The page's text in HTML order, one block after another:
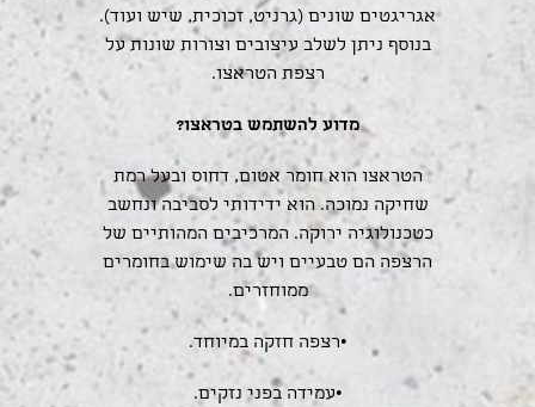
אגריגטים שונים (גרניט, זכוכית, שיש ועוד).
בנוסף ניתן לשלב עיצובים וצורות שונות על
רצפת הטראצו.
מדוע להשתמש בטראצו?
הטראצו הוא חומר אטום, דחוס ובעל רמת
שחיקה נמוכה. הוא ידידותי לסביבה ונחשב
כטכנולוגיה ירוקה. המרכיבים המהותיים של
הרצפה הם טבעיים ויש בה שימוש בחומרים
ממוחזרים.
•רצפה חזקה במיוחד.
•עמידה בפני נזקים.